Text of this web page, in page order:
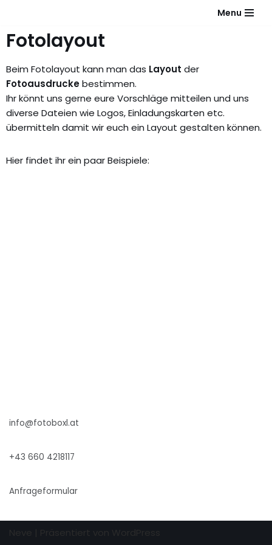
Zum
Inhalt
Menu
Fotolayout
Beim Fotolayout kann man das Layout der
Fotoausdruckebestimmen.
Ihr könnt uns gerne eure Vorschläge mitteilen und uns
diverse Dateien wie Logos, Einladungskarten etc.
übermitteln damit wir euch ein Layout gestalten können.
Hier findet ihr ein paar Beispiele:
info@fotoboxl.at
+43 660 4218117
Anfrageformular
WordPress